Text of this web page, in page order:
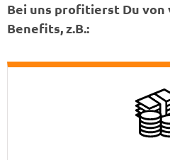
Bei uns profitierst Du von
Benefits, z.B.: